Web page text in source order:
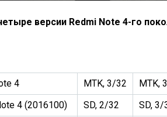
версии Redmi Note 4-го
4 MTK, 3/32 MTK,
4 (2016100)
SD, 2/32 SD, 3/